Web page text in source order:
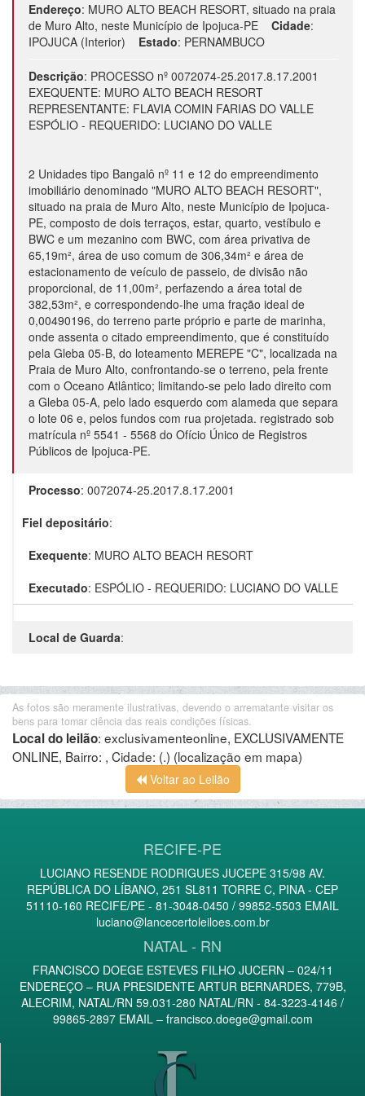
Endereço: MURO ALTO BEACH RESORT, situado na praia
de Muro Alto, neste Município de Ipojuca-PE
Cidade:
IPOJUCA (Interior)
Estado: PERNAMBUCO
Descrição: PROCESSO nº 0072074-25.2017.8.17.2001
EXEQUENTE: MURO ALTO BEACH RESORT
REPRESENTANTE: FLAVIA COMIN FARIAS DO VALLE
ESPÓLIO - REQUERIDO: LUCIANO DO VALLE
2 Unidades tipo Bangalô nº 11 e 12 do empreendimento
imobiliário denominado "MURO ALTO BEACH RESORT",
situado na praia de Muro Alto, neste Município de Ipojuca-
PE, composto de dois terraços, estar, quarto, vestíbulo e
BWC e um mezanino com BWC, com área privativa de
65,19m², área de uso comum de 306,34m² e área de
estacionamento de veículo de passeio, de divisão não
proporcional, de 11,00m², perfazendo a área total de
382,53m², e correspondendo-lhe uma fração ideal de
0,00490196, do terreno parte próprio e parte de marinha,
onde assenta o citado empreendimento, que é constituído
pela Gleba 05-B, do loteamento MEREPE "C", localizada na
Praia de Muro Alto, confrontando-se o terreno, pela frente
com o Oceano Atlântico; limitando-se pelo lado direito com
a Gleba 05-A, pelo lado esquerdo com alameda que separa
o lote 06 e, pelos fundos com rua projetada. registrado sob
matrícula nº 5541 - 5568 do Ofício Único de Registros
Públicos de Ipojuca-PE.
Processo: 0072074-25.2017.8.17.2001
Fiel depositário:
Exequente: MURO ALTO BEACH RESORT
Executado: ESPÓLIO - REQUERIDO: LUCIANO DO VALLE
Local de Guarda:
As fotos são meramente ilustrativas, devendo o arrematante visitar os
bens para tomar ciência das reais condições físicas.
Local do leilão: exclusivamenteonline, EXCLUSIVAMENTE
ONLINE, Bairro: , Cidade: (.) (localização em mapa)
Voltar ao Leilão
RECIFE-PE
LUCIANO RESENDE RODRIGUES JUCEPE 315/98 AV.
REPÚBLICA DO LÍBANO, 251 SL811 TORRE C, PINA - CEP
51110-160 RECIFE/PE - 81-3048-0450 / 99852-5503 EMAIL
luciano@lancecertoleiloes.com.br
NATAL - RN
FRANCISCO DOEGE ESTEVES FILHO JUCERN – 024/11
ENDEREÇO – RUA PRESIDENTE ARTUR BERNARDES, 779B,
ALECRIM, NATAL/RN 59.031-280 NATAL/RN - 84-3223-4146 /
99865-2897 EMAIL – francisco.doege@gmail.com